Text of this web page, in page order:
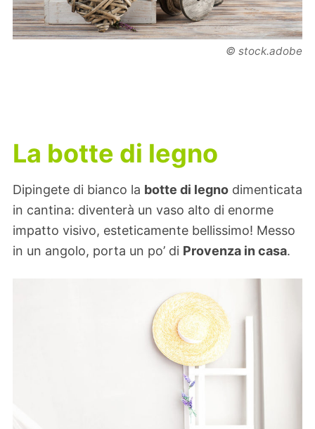
© stock.adobe
La botte di legno
Dipingete di bianco la botte di legno dimenticata
in cantina: diventerà un vaso alto di enorme
impatto visivo, esteticamente bellissimo! Messo
in un angolo, porta un po’ di Provenza in casa.